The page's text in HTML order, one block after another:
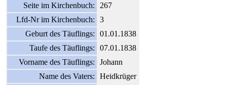
Seite im Kirchenbuch:
267
Lfd-Nr im Kirchenbuch:
3
Geburt des Täuflings:
01.01.1838
Taufe des Täuflings:
07.01.1838
Vorname des Täuflings:
Johann
Name des Vaters:
Heidkrüger